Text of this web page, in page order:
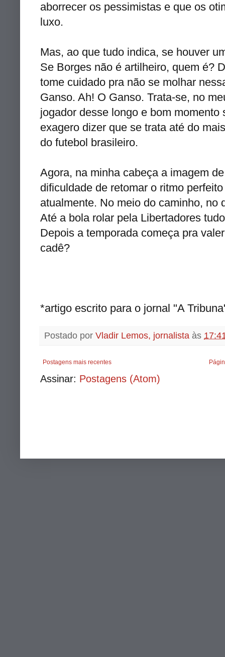
aborrecer os pessimistas e que os
luxo.
Mas, ao que tudo indica, se houver
Se Borges não é artilheiro, quem é?
tome cuidado pra não se molhar
Ganso. Ah! O Ganso. Trata-se, no
jogador desse longo e bom momento
exagero dizer que se trata até do
do futebol brasileiro.
Agora, na minha cabeça a imagem
dificuldade de retomar o ritmo
atualmente. No meio do caminho, no
Até a bola rolar pela Libertadores
Depois a temporada começa pra
cadê?
*artigo escrito para o jornal "A
Postado por Vladir Lemos, jornalista às
Postagens mais recentes
Assinar: Postagens (Atom)